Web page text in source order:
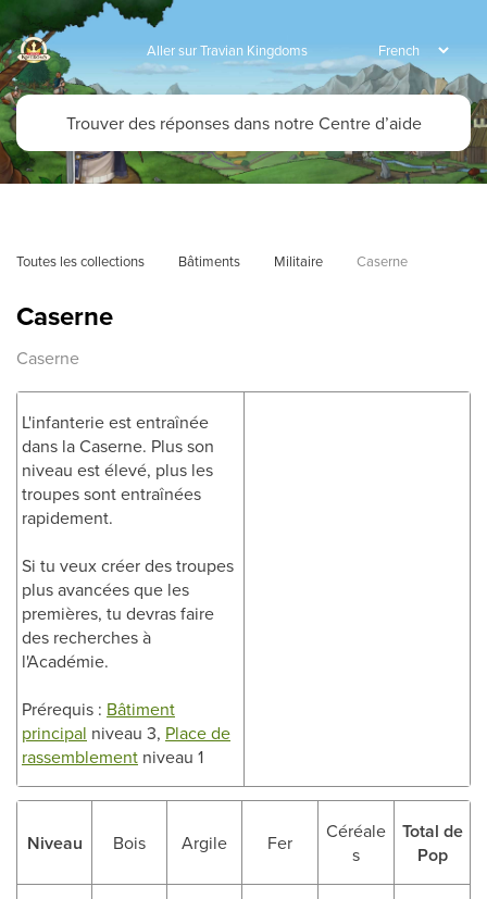
Aller sur Travian Kingdoms
Toutes les collections Bâtiments Militaire Caserne
Caserne
Caserne
L'infanterie est entraînée
dans la Caserne. Plus son
niveau est élevé, plus les
troupes sont entraînées
rapidement.
Si tu veux créer des troupes
plus avancées que les
premières, tu devras faire
des recherches à
l'Académie.
Prérequis : Bâtiment
principal niveau 3, Place de
rassemblement niveau 1
Niveau Bois Argile Fer
Céréale
s
Total de
Pop